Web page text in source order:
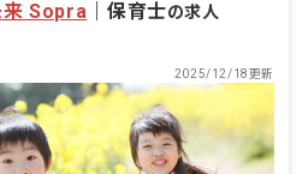
来 Sopra 保育士の求人
2025/12/18更新